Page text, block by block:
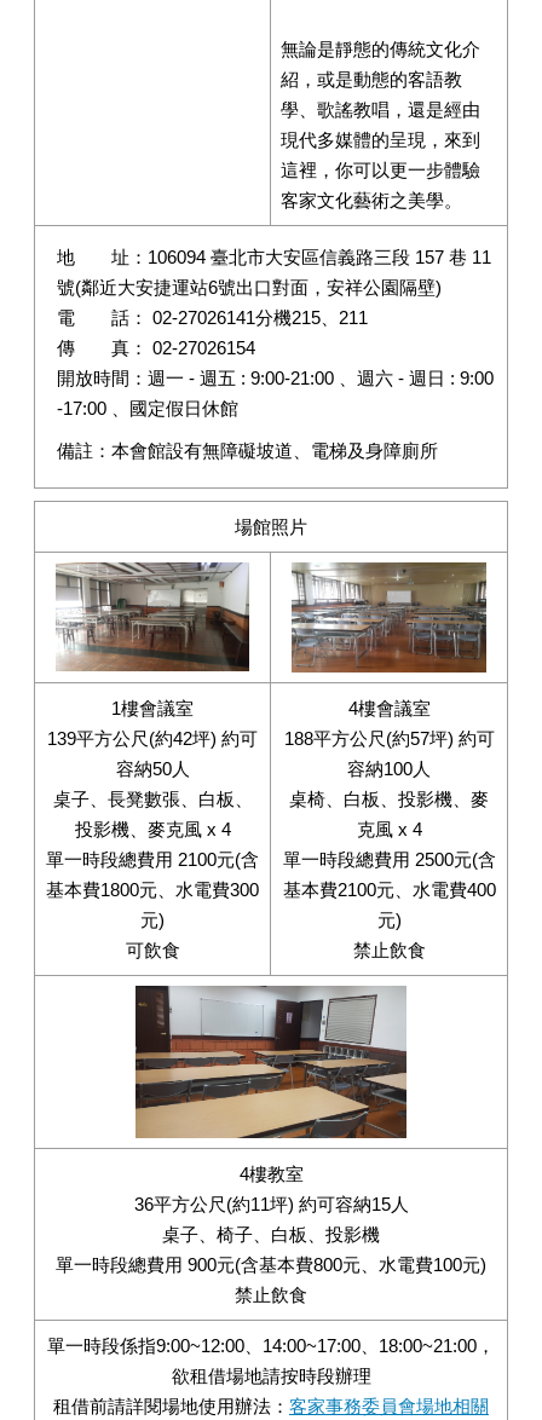
無論是靜態的傳統文化介
紹，或是動態的客語教
學、歌謠教唱，還是經由
現代多媒體的呈現，來到
這裡，你可以更一步體驗
客家文化藝術之美學。
地 址：106094 臺北市大安區信義路三段 157 巷 11
號(鄰近大安捷運站6號出口對面，安祥公園隔壁)
電 話： 02-27026141分機215、211
傳 真： 02-27026154
開放時間：週一 - 週五 : 9:00-21:00 、週六 - 週日 : 9:00
-17:00 、國定假日休館
備註：本會館設有無障礙坡道、電梯及身障廁所
場館照片
1樓會議室
139平方公尺(約42坪) 約可
容納50人
桌子、長凳數張、白板、
投影機、麥克風 x 4
單一時段總費用 2100元(含
基本費1800元、水電費300
元)
可飲食
4樓會議室
188平方公尺(約57坪) 約可
容納100人
桌椅、白板、投影機、麥
克風 x 4
單一時段總費用 2500元(含
基本費2100元、水電費400
元)
禁止飲食
4樓教室
36平方公尺(約11坪) 約可容納15人
桌子、椅子、白板、投影機
單一時段總費用 900元(含基本費800元、水電費100元)
禁止飲食
單一時段係指9:00~12:00、14:00~17:00、18:00~21:00，
欲租借場地請按時段辦理
租借前請詳閱場地使用辦法： 客家事務委員會場地相關